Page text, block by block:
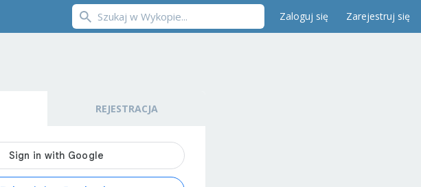
Zaloguj się Zarejestruj się
REJESTRACJA